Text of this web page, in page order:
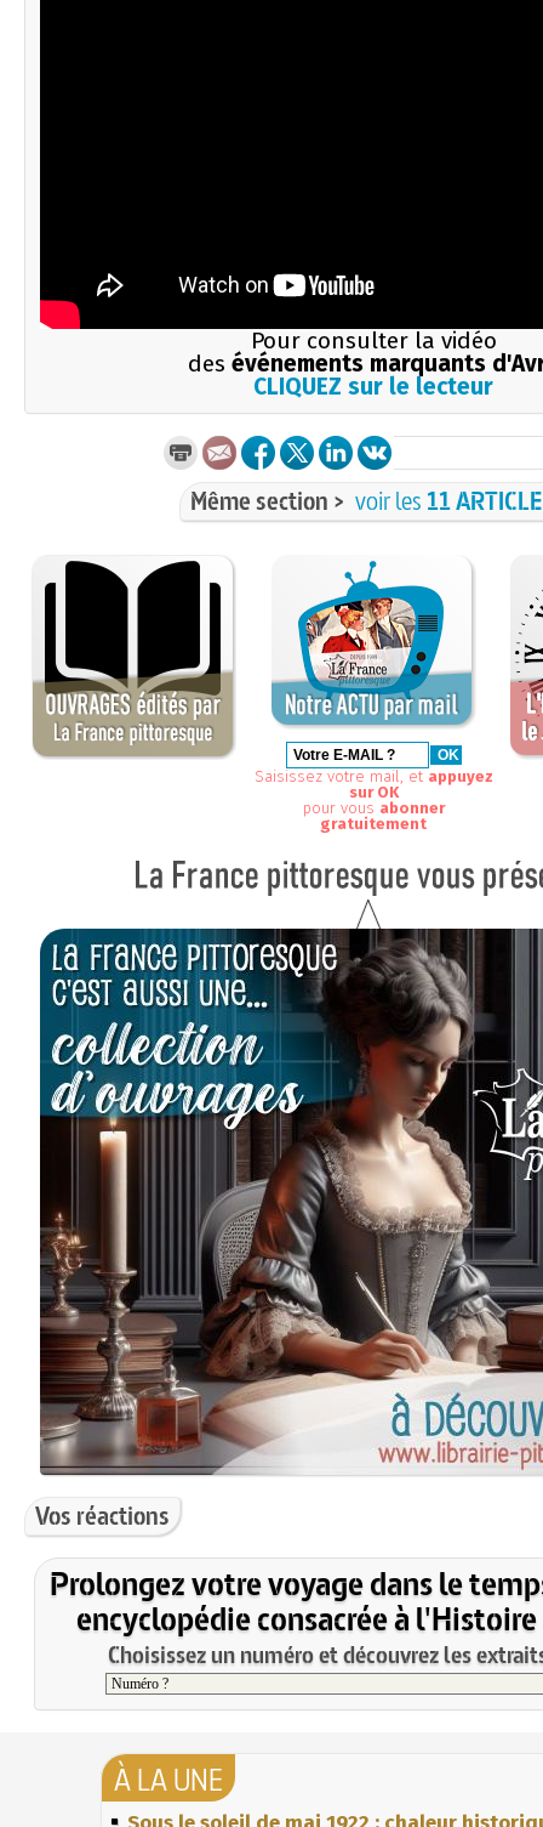
Pour consulter la vidéo
des événements marquants
CLIQUEZ sur le lecteur
Même section > voir les 11
Saisissez votre mail, et appuyez
sur OK
pour vous abonner
gratuitement
Vos réactions
Prolongez votre voyage dans le
encyclopédie consacrée à l'Histoire
Choisissez un numéro et découvrez les
À LA UNE